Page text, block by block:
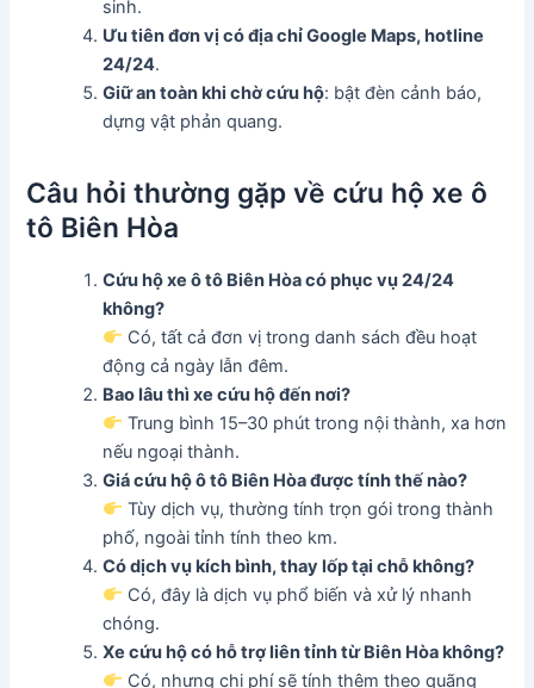
sinh.
Ưu tiên đơn vị có địa chỉ Google Maps, hotline
24/24.
Giữ an toàn khi chờ cứu hộ: bật đèn cảnh báo,
dựng vật phản quang.
Câu hỏi thường gặp về cứu hộ xe ô
tô Biên Hòa
Cứu hộ xe ô tô Biên Hòa có phục vụ 24/24
không?
Có, tất cả đơn vị trong danh sách đều hoạt
động cả ngày lẫn đêm.
Bao lâu thì xe cứu hộ đến nơi?
Trung bình 15–30 phút trong nội thành, xa hơn
nếu ngoại thành.
Giá cứu hộ ô tô Biên Hòa được tính thế nào?
Tùy dịch vụ, thường tính trọn gói trong thành
phố, ngoài tỉnh tính theo km.
Có dịch vụ kích bình, thay lốp tại chỗ không?
Có, đây là dịch vụ phổ biến và xử lý nhanh
chóng.
Xe cứu hộ có hỗ trợ liên tỉnh từ Biên Hòa không?
Có, nhưng chi phí sẽ tính thêm theo quãng